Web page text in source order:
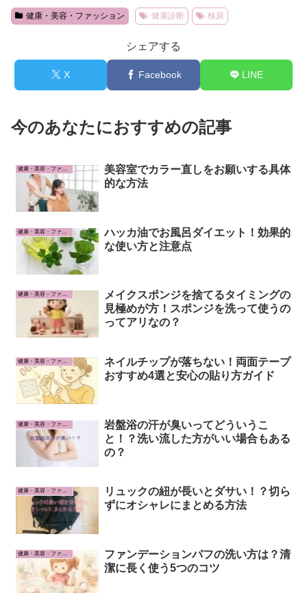
健康・美容・ファッション 健康診断 検尿
シェアする
X Facebook LINE
今のあなたにおすすめの記事
健康・美容・ファッション
美容室でカラー直しをお願いする具体
的な方法
ハッカ油でお風呂ダイエット！効果的
な使い方と注意点
健康・美容・ファッション
メイクスポンジを捨てるタイミングの
見極めが方！スポンジを洗って使うの
ってアリなの？
健康・美容・ファッション
ネイルチップが落ちない！両面テープ
おすすめ4選と安心の貼り方ガイド
岩盤浴の汗が臭いってどういうこ
と！？洗い流した方がいい場合もある
の？
健康・美容・ファッション
リュックの紐が長いとダサい！？切ら
ずにオシャレにまとめる方法
健康・美容・ファッション
ファンデーションパフの洗い方は？清
潔に長く使う5つのコツ